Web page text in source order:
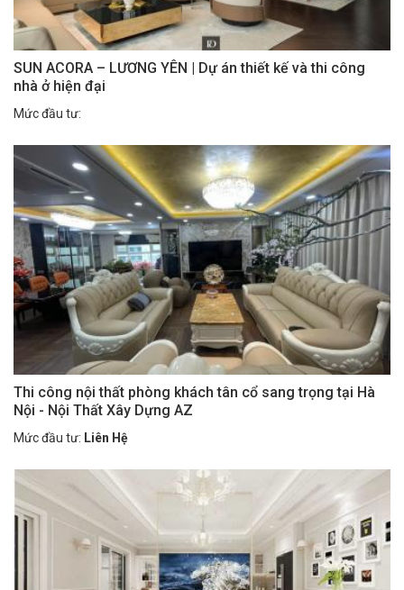
SUN ACORA – LƯƠNG YÊN | Dự án thiết kế và thi công
nhà ở hiện đại
Mức đầu tư:
Thi công nội thất phòng khách tân cổ sang trọng tại Hà
Nội - Nội Thất Xây Dựng AZ
Mức đầu tư: Liên Hệ